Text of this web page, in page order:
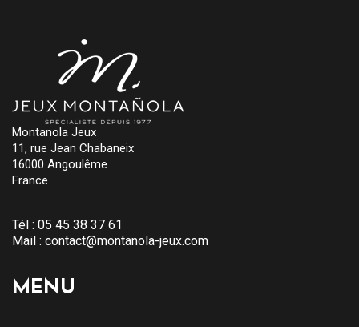
Montanola Jeux
11, rue Jean Chabaneix
16000 Angoulême
France
Tél : 05 45 38 37 61
Mail : contact@montanola-jeux.com
MENU